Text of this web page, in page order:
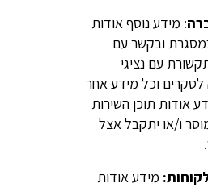
: מידע נוסף אודות
ובקשר עם
עם נציגי
וכל מידע אחר
אודות תוכן השירות
ו/או יתקבל אצל
מידע אודות